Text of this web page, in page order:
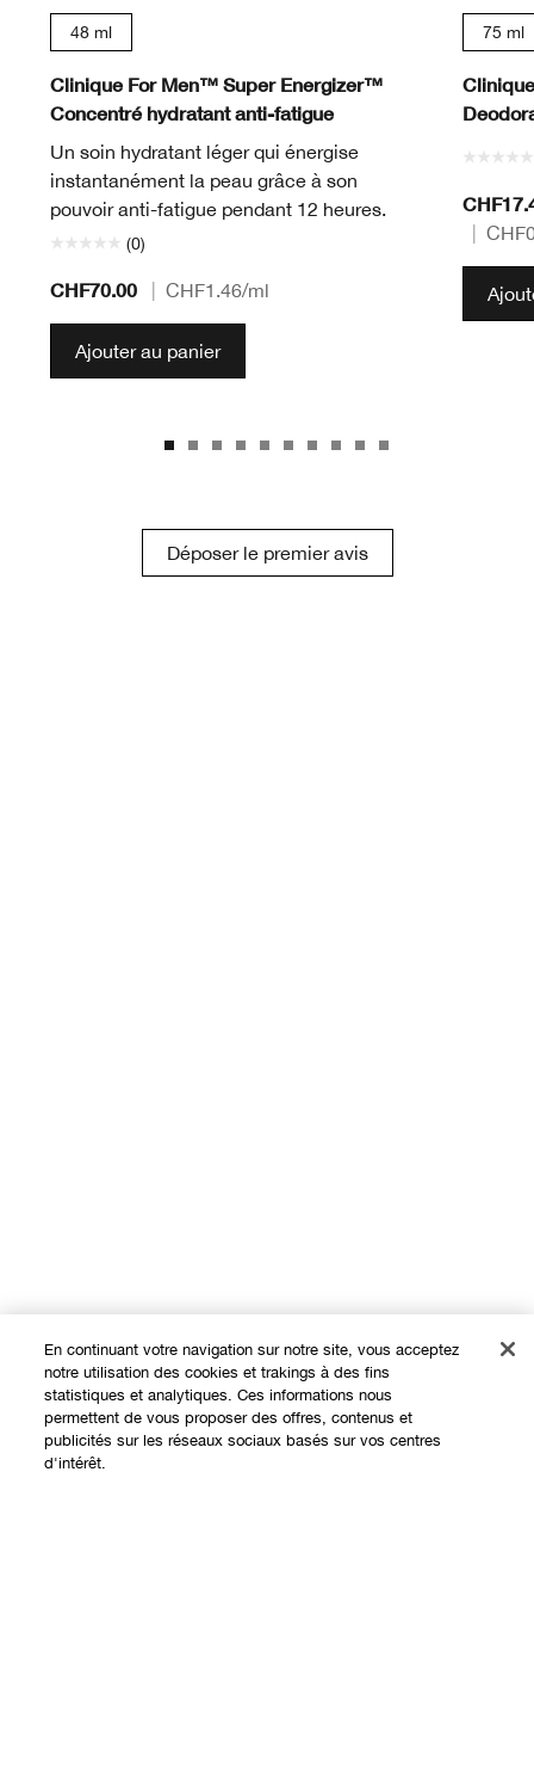
48 ml
Clinique For Men™ Super Energizer™
Concentré hydratant anti-fatigue
Un soin hydratant léger qui énergise
instantanément la peau grâce à son
pouvoir anti-fatigue pendant 12 heures.
(0)
CHF70.00 CHF1.46/ml
Ajouter au panier
75 ml
Déposer le premier avis
Expérience en ligne
En continuant votre navigation sur notre site, vous acceptez
notre utilisation des cookies et trakings à des fins
statistiques et analytiques. Ces informations nous
permettent de vous proposer des offres, contenus et
publicités sur les réseaux sociaux basés sur vos centres
d'intérêt.